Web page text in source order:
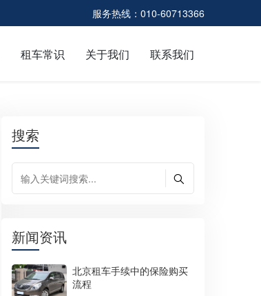
服务热线：010-60713366
租车常识 关于我们 联系我们
搜索
新闻资讯
北京租车手续中的保险购买
流程